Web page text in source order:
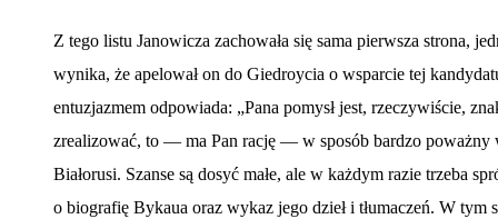
Z tego listu Janowicza zachowała się sama pierwsza strona,
wynika, że apelował on do Giedroycia o wsparcie tej
entuzjazmem odpowiada: „Pana pomysł jest, rzeczywiście,
zrealizować, to — ma Pan rację — w sposób bardzo poważny
Białorusi. Szanse są dosyć małe, ale w każdym razie trzeba spr
o biografię Bykaua oraz wykaz jego dzieł i tłumaczeń. W tym